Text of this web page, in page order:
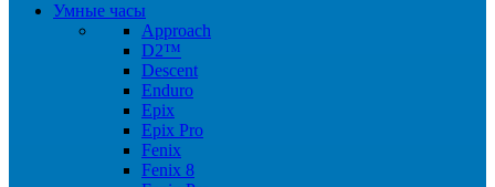
Умные часы
Approach
D2™
Descent
Enduro
Epix
Epix Pro
Fenix
Fenix 8